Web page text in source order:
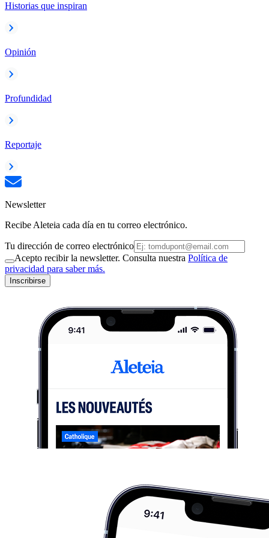
Historias que inspiran
Opinión
Profundidad
Reportaje
Newsletter
Recibe Aleteia cada día en tu correo electrónico.
Tu dirección de correo electrónico
Acepto recibir la newsletter. Consulta nuestra Política de
privacidad para saber más.
Inscribirse